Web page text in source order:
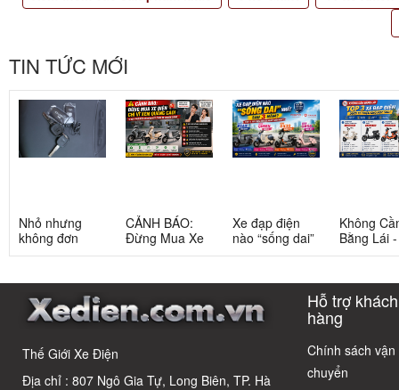
TIN TỨC MỚI
Nhỏ nhưng
không đơn
giản: Sự thật
học sinh cấp 2
CẢNH BÁO:
Đừng Mua Xe
Điện Chỉ Vì
Cáo! 5 Bẫy
Quyết Chọn Xe
Chuẩn Chỉnh
Xe đạp điện
nào “sống dai”
nhất sau 5
có câu trả lời
Không
Bằng Lái
3 Xe Đạp
Cho Học
Thế Giới Xe Điện
Địa chỉ : 807 Ngô Gia Tự, Long Biên, TP. Hà
Hỗ trợ khách
hàng
Chính sách vận
chuyển